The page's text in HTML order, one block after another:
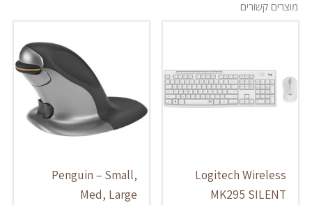
מוצרים קשורים
Logitech Wireless
MK295 SILENT
Penguin – Small,
Med, Large